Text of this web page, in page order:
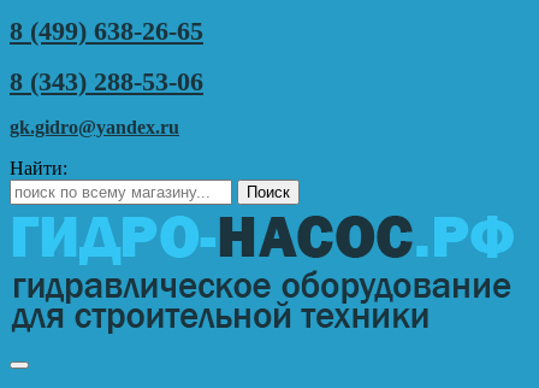
8 (499) 638-26-65
8 (343) 288-53-06
gk.gidro@yandex.ru
Найти: